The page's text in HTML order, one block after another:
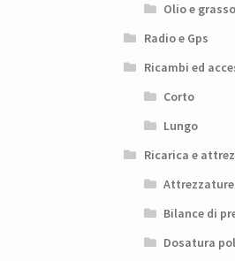
Olio e grasso
Radio e Gps
Ricambi ed
Corto
Lungo
Ricarica e
Bilance di
Dosatura